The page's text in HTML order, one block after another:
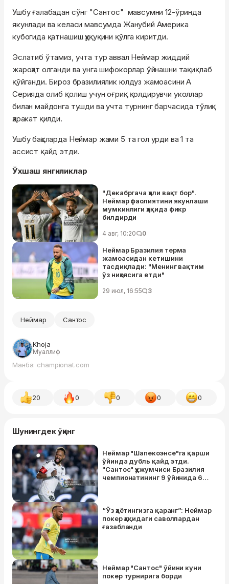
Ушбу ғалабадан сўнг "Сантос" мавсумни 12-ўринда
якунлади ва келаси мавсумда Жанубий Америка
кубогида қатнашиш ҳуқуқини қўлга киритди.
Эслатиб ўтамиз, учта тур аввал Неймар жиддий
жароҳат олганди ва унга шифокорлар ўйнашни тақиқлаб
қўйганди. Бироз бразилиялик юлдуз жамоасини А
Серияда олиб қолиш учун оғриқ қолдирувчи уколлар
билан майдонга тушди ва учта турнинг барчасида тўлиқ
ҳаракат қилди.
Ушбу баҳсларда Неймар жами 5 та гол урди ва 1 та
ассист қайд этди.
Ўхшаш янгиликлар
"Декабргача ҳали вақт бор".
Неймар фаолиятини якунлаши
мумкинлиги ҳақида фикр
билдирди
4 авг, 10:20 0
Неймар Бразилия терма
жамоасидан кетишини
тасдиқлади: "Менинг вақтим
ўз ниҳоясига етди"
29 июл, 16:55 3
Неймар Сантос
Khoja
Муаллиф
Манба: championat.com
20 0 0 0 0
Шунингдек ўқинг
Неймар "Шапекоэнсе"га қарши
ўйинда дубль қайд этди.
"Сантос" ҳужумчиси Бразилия
чемпионатининг 9 ўйинида 6+2
“Ўз ҳаётингизга қаранг”: Неймар
покер ҳақидаги саволлардан
ғазабланди
Неймар "Сантос" ўйини куни
покер турнирига борди